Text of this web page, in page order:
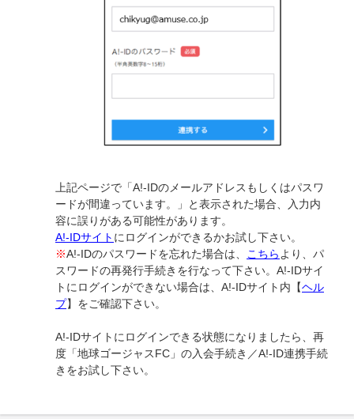
上記ページで「A!-IDのメールアドレスもしくはパスワ
ードが間違っています。」と表示された場合、入力内
容に誤りがある可能性があります。
A!-IDサイト にログインができるかお試し下さい。
※A!-IDのパスワードを忘れた場合は、 こちらより、パ
スワードの再発行手続きを行なって下さい。A!-IDサイ
トにログインができない場合は、A!-IDサイト内【ヘル
プ】をご確認下さい。
A!-IDサイトにログインできる状態になりましたら、再
度「地球ゴージャスFC」の入会手続き／A!-ID連携手続
きをお試し下さい。